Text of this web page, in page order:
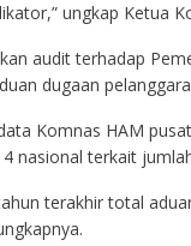
ungkap Ketua
audit terhadap
dugaan
Komnas HAM
nasional terkait
terakhir total